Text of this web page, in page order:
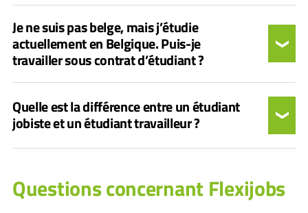
Je ne suis pas belge, mais j’étudie
actuellement en Belgique. Puis-je
travailler sous contrat d’étudiant ?
Quelle est la différence entre un étudiant
jobiste et un étudiant travailleur ?
Questions concernant Flexijobs